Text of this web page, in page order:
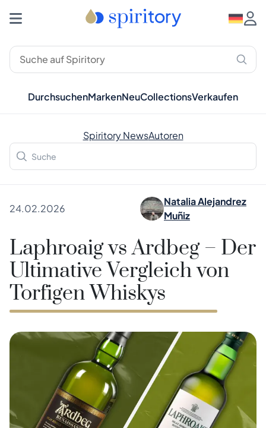
DurchsuchenMarkenNeuCollectionsVerkaufen
Spiritory NewsAutoren
24.02.2026
Natalia Alejandrez
Muñiz
Laphroaig vs Ardbeg – Der
Ultimative Vergleich von
Torfigen Whiskys